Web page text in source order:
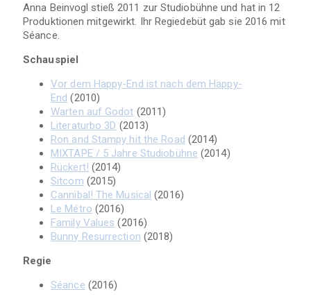
Anna Beinvogl stieß 2011 zur Studiobühne und hat in 12
Produktionen mitgewirkt. Ihr Regiedebüt gab sie 2016 mit
Séance.
Schauspiel
Vor dem Happy-End ist nach dem Happy-
End (2010)
Warten auf Godot (2011)
Literaturbo 3D (2013)
Ron and Stampy hit the Road (2014)
MIXTAPE / 5 Jahre Studiobühne (2014)
Rückert! (2014)
Sitcom (2015)
Cannibal! The Musical (2016)
Le Métro (2016)
Family Values (2016)
Bunny Resurrection (2018)
Regie
Séance (2016)